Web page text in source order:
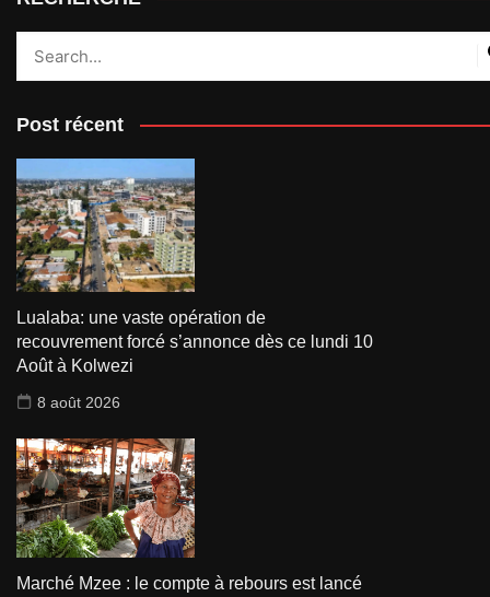
Post récent
Lualaba: une vaste opération de
recouvrement forcé s’annonce dès ce lundi 10
Août à Kolwezi
8 août 2026
Marché Mzee : le compte à rebours est lancé